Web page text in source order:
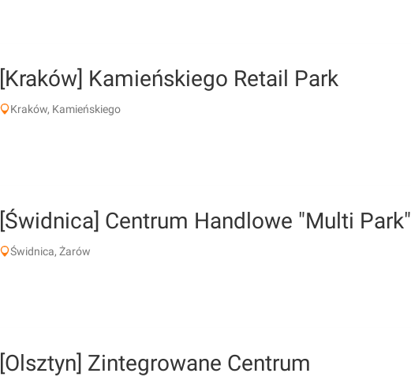
[Kraków] Kamieńskiego Retail Park
Kraków, Kamieńskiego
[Świdnica] Centrum Handlowe "Multi Park"
Świdnica, Żarów
[Olsztyn] Zintegrowane Centrum